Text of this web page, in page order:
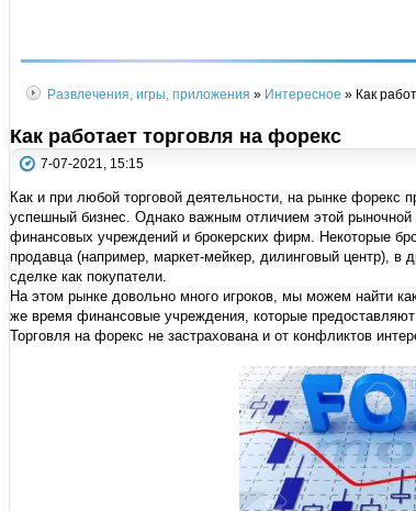
Развлечения, игры, приложения » Интересное » Как
Как работает торговля на форекс
7-07-2021, 15:15
Как и при любой торговой деятельности, на рынке форекс
успешный бизнес. Однако важным отличием этой рыночной
финансовых учреждений и брокерских фирм. Некоторые
продавца (например, маркет-мейкер, дилинговый центр), в
сделке как покупатели.
На этом рынке довольно много игроков, мы можем найти
же время финансовые учреждения, которые
Торговля на форекс не застрахована и от конфликтов